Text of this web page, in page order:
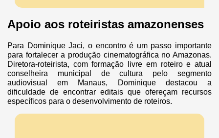
Apoio aos roteiristas amazonenses
Para Dominique Jaci, o encontro é um passo importante
para fortalecer a produção cinematográfica no Amazonas.
Diretora-roteirista, com formação livre em roteiro e atual
conselheira municipal de cultura pelo segmento
audiovisual em Manaus, Dominique destacou a
dificuldade de encontrar editais que ofereçam recursos
específicos para o desenvolvimento de roteiros.